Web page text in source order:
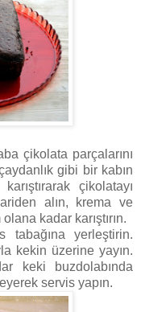
çikolata parçalarını
gibi bir kabın
çikolatayı
alın, krema ve
kadar karıştırın.
tabağına yerleştirin.
kekin üzerine yayın.
keki buzdolabında
servis yapın.